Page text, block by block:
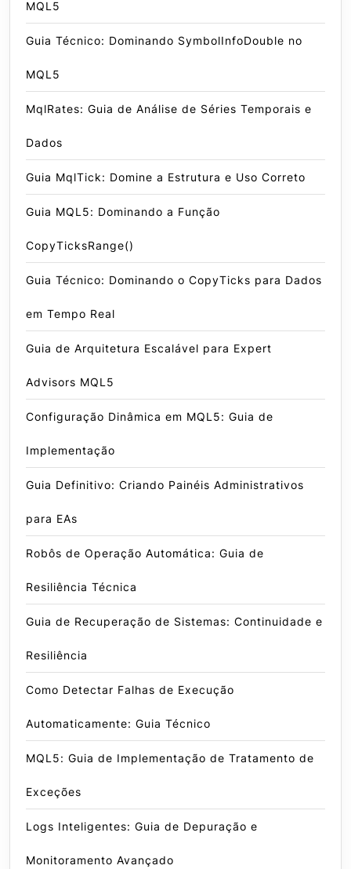
MQL5
Guia Técnico: Dominando SymbolInfoDouble no
MQL5
MqlRates: Guia de Análise de Séries Temporais e
Dados
Guia MqlTick: Domine a Estrutura e Uso Correto
Guia MQL5: Dominando a Função
CopyTicksRange()
Guia Técnico: Dominando o CopyTicks para Dados
em Tempo Real
Guia de Arquitetura Escalável para Expert
Advisors MQL5
Configuração Dinâmica em MQL5: Guia de
Implementação
Guia Definitivo: Criando Painéis Administrativos
para EAs
Robôs de Operação Automática: Guia de
Resiliência Técnica
Guia de Recuperação de Sistemas: Continuidade e
Resiliência
Como Detectar Falhas de Execução
Automaticamente: Guia Técnico
MQL5: Guia de Implementação de Tratamento de
Exceções
Logs Inteligentes: Guia de Depuração e
Monitoramento Avançado